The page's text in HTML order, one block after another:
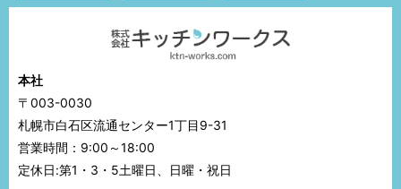
本社
〒003-0030
札幌市白石区流通センター1丁目9-31
営業時間：9:00～18:00
定休日:第1・3・5土曜日、日曜・祝日